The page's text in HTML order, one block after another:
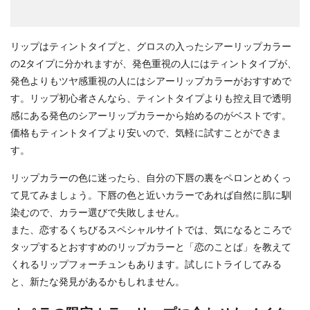
リップはティントタイプと、グロスの入ったシアーリップカラー
の2タイプに分かれますが、発色重視の人にはティントタイプが、
発色よりもツヤ感重視の人にはシアーリップカラーがおすすめで
す。リップ初心者さんなら、ティントタイプよりも控え目で透明
感にある発色のシアーリップカラーから始めるのがベストです。
価格もティントタイプより安いので、気軽に試すことができま
す。
リップカラーの色に迷ったら、自分の下唇の裏をペロンとめくっ
て見てみましょう。下唇の色と近いカラーであれば自然に肌に馴
染むので、カラー選びで失敗しません。
また、恋するくちびるスペシャルサイトでは、気になるところで
タップするとおすすめのリップカラーと「恋のことば」を教えて
くれるリップフォーチュンもあります。試しにトライしてみる
と、新たな発見があるかもしれません。